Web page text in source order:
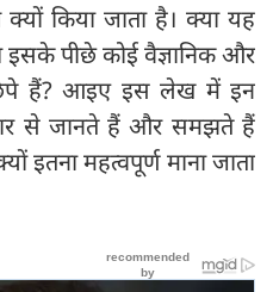
किया जाता है। क्या यह
इसके पीछे कोई वैज्ञानिक और
हैं? आइए इस लेख में इन
से जानते हैं और समझते हैं
इतना महत्वपूर्ण माना जाता